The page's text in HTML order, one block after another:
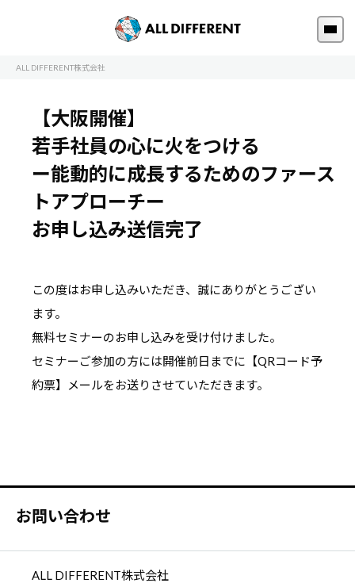
ALL DIFFERENT株式会社
【大阪開催】
若手社員の心に火をつける
ー能動的に成長するためのファース
トアプローチー
お申し込み送信完了
この度はお申し込みいただき、誠にありがとうござい
ます。
無料セミナーのお申し込みを受け付けました。
セミナーご参加の方には開催前日までに【QRコード予
約票】メールをお送りさせていただきます。
お問い合わせ
ALL DIFFERENT株式会社